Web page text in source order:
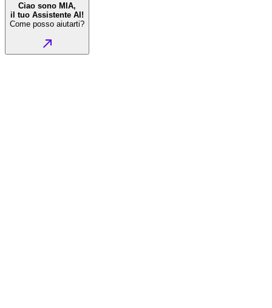
Ciao sono MIA,
il tuo Assistente AI!
Come posso aiutarti?